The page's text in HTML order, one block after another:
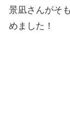
景凪さんがそ
めました！